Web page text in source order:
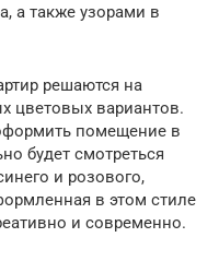
а также узорами в
решаются на
цветовых вариантов.
помещение в
будет смотреться
и розового,
в этом стиле
и современно.